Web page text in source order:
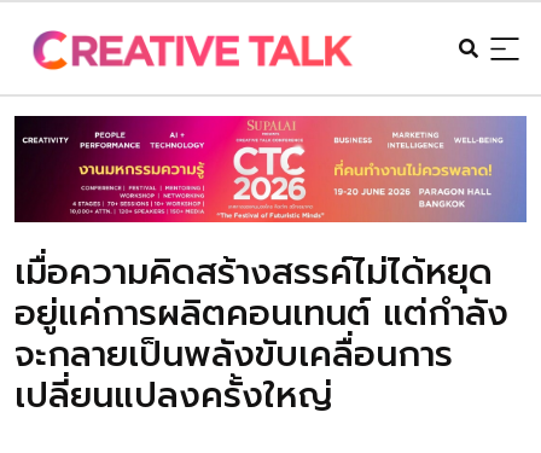
เมื่อความคิดสร้างสรรค์ไม่ได้หยุด
อยู่แค่การผลิตคอนเทนต์ แต่กำลัง
จะกลายเป็นพลังขับเคลื่อนการ
เปลี่ยนแปลงครั้งใหญ่